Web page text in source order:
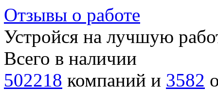
Отзывы о работе
Устройся на лучшую
Всего в наличии
502218 компаний и 3582